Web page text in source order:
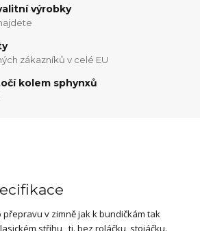
výrobky
zákazníků v celé EU
kolem sphynxů
v zimně jak k bundičkám tak
střihu, tj. bez roláčku, stojáčku.